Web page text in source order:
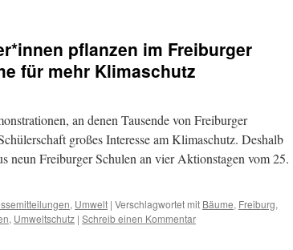
pflanzen im Freiburger
für mehr Klimaschutz
an denen Tausende von Freiburger
großes Interesse am Klimaschutz. Deshalb
neun Freiburger Schulen an vier Aktionstagen vom 25.
, Umwelt | Verschlagwortet mit Bäume, Freiburg,
, Umweltschutz | Schreib einen Kommentar